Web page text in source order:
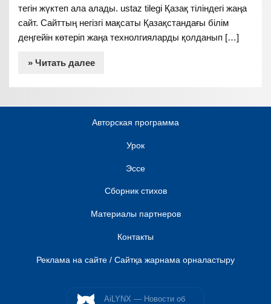
тегін жүктеп ала алады. ustaz tilegi Қазақ тіліндегі жаңа
сайт. Сайттың негізгі мақсаты Қазақстандағы білім
деңгейін көтеріп жаңа технолгияларды қолданып […]
» Читать далее
Авторская программа
Урок
Эссе
Сборник стихов
Материалы партнеров
Контакты
Реклама на сайте / Сайтқа жарнама орналастыру
AiLYNX — Новости об